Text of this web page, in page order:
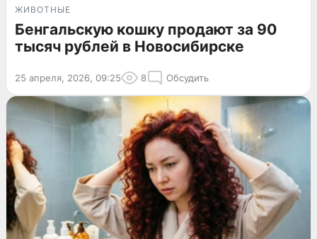
ЖИВОТНЫЕ
Бенгальскую кошку продают за 90
тысяч рублей в Новосибирске
25 апреля, 2026, 09:25 8 Обсудить